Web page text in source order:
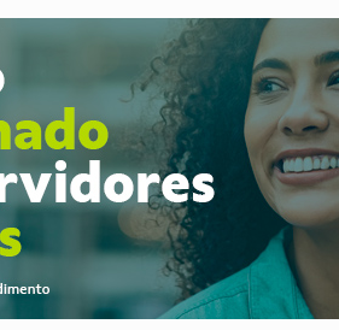
no shopping após colombiana furtar
a afetar produtividade e rotina
não será mais suficiente para
para possível base secreta no
destrói carro que era rebocado
moto na frente do bar da Marleide
Amazônia+10 lança chamada para